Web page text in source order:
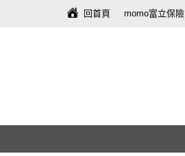
回首頁 momo富立保險